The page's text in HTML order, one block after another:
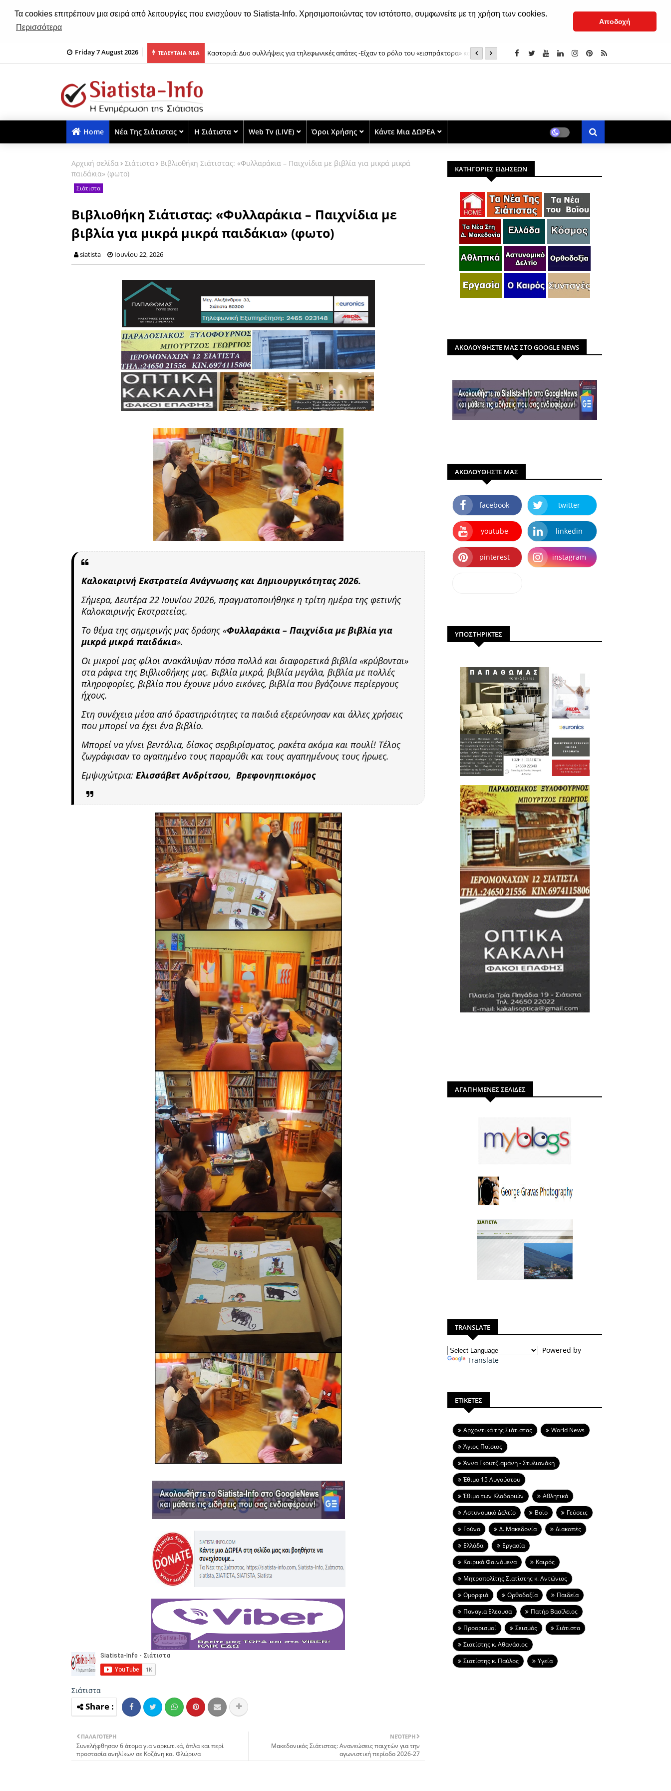
Τα cookies επιτρέπουν μια σειρά από λειτουργίες που ενισχύουν το Siatista-Info. Χρησιμοποιώντας τον ιστότοπο, συμφωνείτε με τη χρήση των cookies.
Περισσότερα
Αποδοχή
Friday 7 August 2026 ΤΕΛΕΥΤΑΙΑ ΝΕΑ Καστοριά: Δυο συλλήψεις για τηλεφωνικές απάτες -Είχαν το ρόλο του «εισπράκτορα» και του Με λαμπρότητα γιόρτασε τον Άγιο Νικάνορα η
Home Νέα Της Σιάτιστας Η Σιάτιστα Web Tv (LIVE) Όροι Χρήσης Κάντε Μια ΔΩΡΕΑ
Αρχική σελίδα Σιάτιστα
Bιβλιοθήκη Σιάτιστας: «Φυλλαράκια – Παιχνίδια με βιβλία για μικρά μικρά
παιδάκια» (φωτο)
Σιάτιστα
Bιβλιοθήκη Σιάτιστας: «Φυλλαράκια – Παιχνίδια με
βιβλία για μικρά μικρά παιδάκια» (φωτο)
siatista Ιουνίου 22, 2026
Καλοκαιρινή Εκστρατεία Ανάγνωσης και Δημιουργικότητας 2026.
Σήμερα, Δευτέρα 22 Ιουνίου 2026, πραγματοποιήθηκε η τρίτη ημέρα της φετινής
Καλοκαιρινής Εκστρατείας.
Το θέμα της σημερινής μας δράσης «Φυλλαράκια – Παιχνίδια με βιβλία για
μικρά μικρά παιδάκια».
Οι μικροί μας φίλοι ανακάλυψαν πόσα πολλά και διαφορετικά βιβλία «κρύβονται»
στα ράφια της Βιβλιοθήκης μας. Βιβλία μικρά, βιβλία μεγάλα, βιβλία με πολλές
πληροφορίες, βιβλία που έχουνε μόνο εικόνες, βιβλία που βγάζουνε περίεργους
ήχους.
Στη συνέχεια μέσα από δραστηριότητες τα παιδιά εξερεύνησαν και άλλες χρήσεις
που μπορεί να έχει ένα βιβλίο.
Μπορεί να γίνει βεντάλια, δίσκος σερβιρίσματος, ρακέτα ακόμα και πουλί! Τέλος
ζωγράφισαν το αγαπημένο τους παραμύθι και τους αγαπημένους τους ήρωες.
Εμψυχώτρια: Ελισσάβετ Ανδρίτσου, Βρεφονηπιοκόμος
Σιάτιστα
ΝΕΌΤΕΡΗ
Μακεδονικός Σιάτιστας: Ανανεώσεις παιχτών για την
αγωνιστική περίοδο 2026-27
ΠΑΛΑΙΌΤΕΡΗ
Συνελήφθησαν 6 άτομα για ναρκωτικά, όπλα και περί
προστασία ανηλίκων σε Κοζάνη και Φλώρινα
ΚΑΤΗΓΟΡΙΕΣ ΕΙΔΗΣΕΩΝ
ΑΚΟΛΟΥΘΗΣΤΕ ΜΑΣ ΣΤΟ GOOGLE NEWS
ΑΚΟΛΟΥΘΗΣΤΕ ΜΑΣ
facebook twitter
youtube linkedin
pinterest instagram
ΥΠΟΣΤΗΡΙΚΤΕΣ
ΑΓΑΠΗΜΕΝΕΣ ΣΕΛΙΔΕΣ
TRANSLATE
Powered by
Translate
ΕΤΙΚΕΤΕΣ
Aρχοντικά της Σιάτιστας
World News
Άγιος Παϊσιος
Άννα Γκουτζιαμάνη - Στυλιανάκη
Έθιμο 15 Αυγούστου
Έθιμο των Κλαδαριών
Αθλητικά
Αστυνομικό Δελτίο
Βοϊο
Γεύσεις
Γούνα
Δ. Μακεδονία
Διακοπές
Ελλάδα
Εργασία
Καιρικά Φαινόμενα
Καιρός
Μητροπολίτης Σιατίστης κ. Αντώνιος
Ομορφιά
Ορθοδοξία
Παιδεία
Παναγια Ελεουσα
Πατήρ Βασίλειος
Προορισμοί
Σεισμός
Σιάτιστα
Σιατίστης κ. Αθανάσιος
Σιατίστης κ. Παύλος
Υγεία